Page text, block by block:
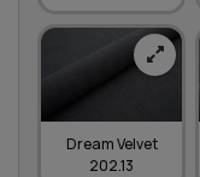
Dream Velvet
202.13